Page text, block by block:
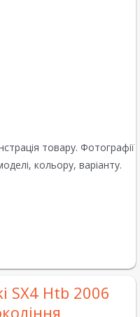
товару. Фотографії
кольору, варіанту.
SX4 Htb 2006